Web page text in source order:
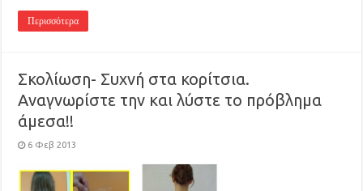
Περισσότερα
Σκολίωση- Συχνή στα κορίτσια.
Αναγνωρίστε την και λύστε το πρόβλημα
άμεσα!!
6 Φεβ 2013